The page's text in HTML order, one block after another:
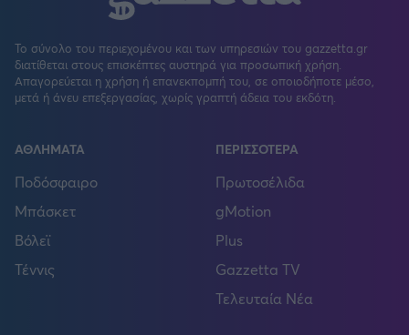
Το σύνολο του περιεχομένου και των υπηρεσιών του gazzetta.gr
διατίθεται στους επισκέπτες αυστηρά για προσωπική χρήση.
Απαγορεύεται η χρήση ή επανεκπομπή του, σε οποιοδήποτε μέσο,
μετά ή άνευ επεξεργασίας, χωρίς γραπτή άδεια του εκδότη.
ΑΘΛΗΜΑΤΑ
Ποδόσφαιρο
Μπάσκετ
Βόλεϊ
Τέννις
ΠΕΡΙΣΣΟΤΕΡΑ
Πρωτοσέλιδα
gMotion
Plus
Gazzetta TV
Τελευταία Νέα